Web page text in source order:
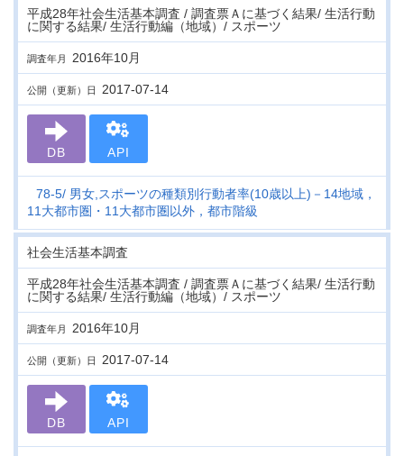
平成28年社会生活基本調査 / 調査票Ａに基づく結果/ 生活行動
に関する結果/ 生活行動編（地域）/ スポーツ
調査年月 2016年10月
公開（更新）日 2017-07-14
DB API
78-5 男女,スポーツの種類別行動者率(10歳以上)－14地域，
11大都市圏・11大都市圏以外，都市階級
社会生活基本調査
平成28年社会生活基本調査 / 調査票Ａに基づく結果/ 生活行動
に関する結果/ 生活行動編（地域）/ スポーツ
調査年月 2016年10月
公開（更新）日 2017-07-14
DB API